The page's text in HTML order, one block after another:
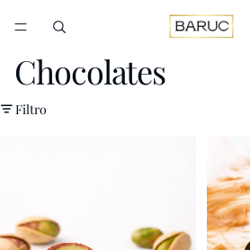
Chocolates
Filtro